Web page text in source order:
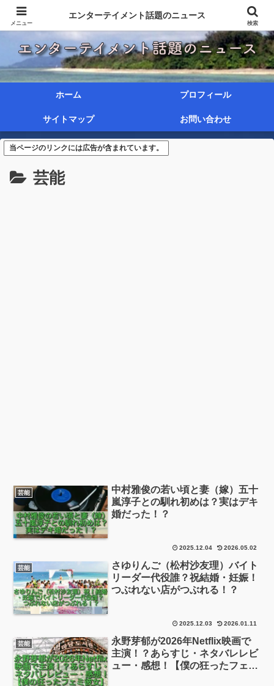
ホーム プロフィール
サイトマップ お問い合わせ
当ページのリンクには広告が含まれています。
芸能
芸能
中村雅俊の若い頃と妻（嫁）五十
嵐淳子との馴れ初めは？実はデキ
婚だった！？
2025.12.04 2026.05.02
芸能
さゆりんご（松村沙友理）バイト
リーダー代役誰？祝結婚・妊娠！
つぶれない店がつぶれる！？
2025.12.03 2026.01.11
芸能
永野芽郁が2026年Netflix映画で
主演！？あらすじ・ネタバレレビ
ュー・感想！【僕の狂ったフェミ
メニュー
エンターテイメント話題のニュース
検索